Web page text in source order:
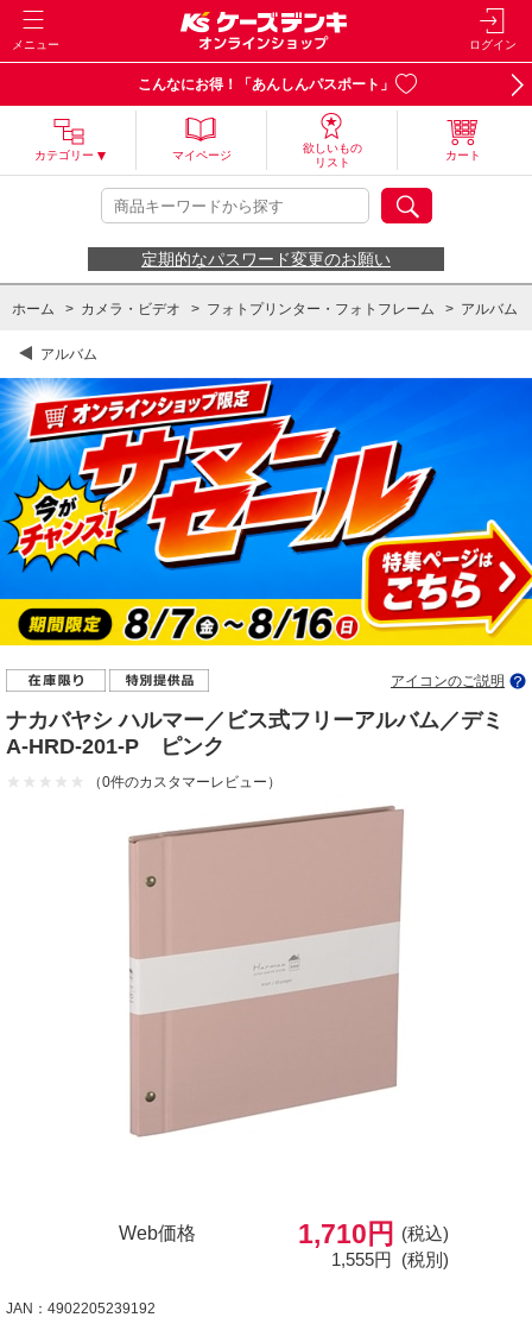
メニュー ログイン
こんなにお得！「あんしんパスポート」
カテゴリー マイページ
欲しいもの
リスト
カート
定期的なパスワード変更のお願い
ホーム > カメラ・ビデオ > フォトプリンター・フォトフレーム > アルバム
アルバム
アイコンのご説明
ナカバヤシ ハルマー／ビス式フリーアルバム／デミ
A-HRD-201-P ピンク
（0件のカスタマーレビュー）
Web価格 1,710円
(税込)
1,555円 (税別)
JAN：4902205239192